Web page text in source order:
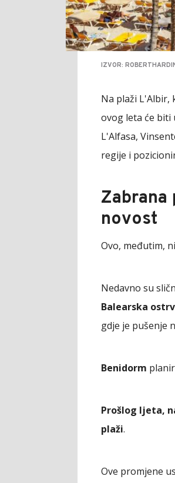
IZVOR:
Na plaži L'Albir,
ovog leta će biti
L'Alfasa,
regije i
Zabrana
novost
Ovo, međutim,
Nedavno su
Balearska
gdje je pušenje
Benidorm
Prošlog ljeta,
plaži.
Ove promjene